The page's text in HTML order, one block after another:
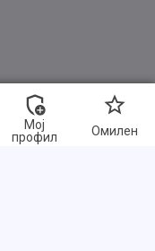
Мој
профил
Омилен